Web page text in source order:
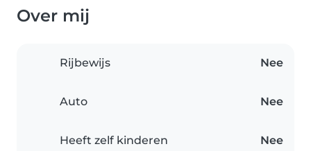
Over mij
Rijbewijs Nee
Auto Nee
Heeft zelf kinderen Nee